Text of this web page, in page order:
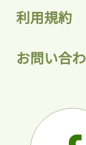
利用規約
お問い合